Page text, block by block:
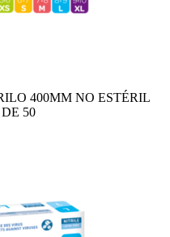
400MM NO ESTÉRIL
50